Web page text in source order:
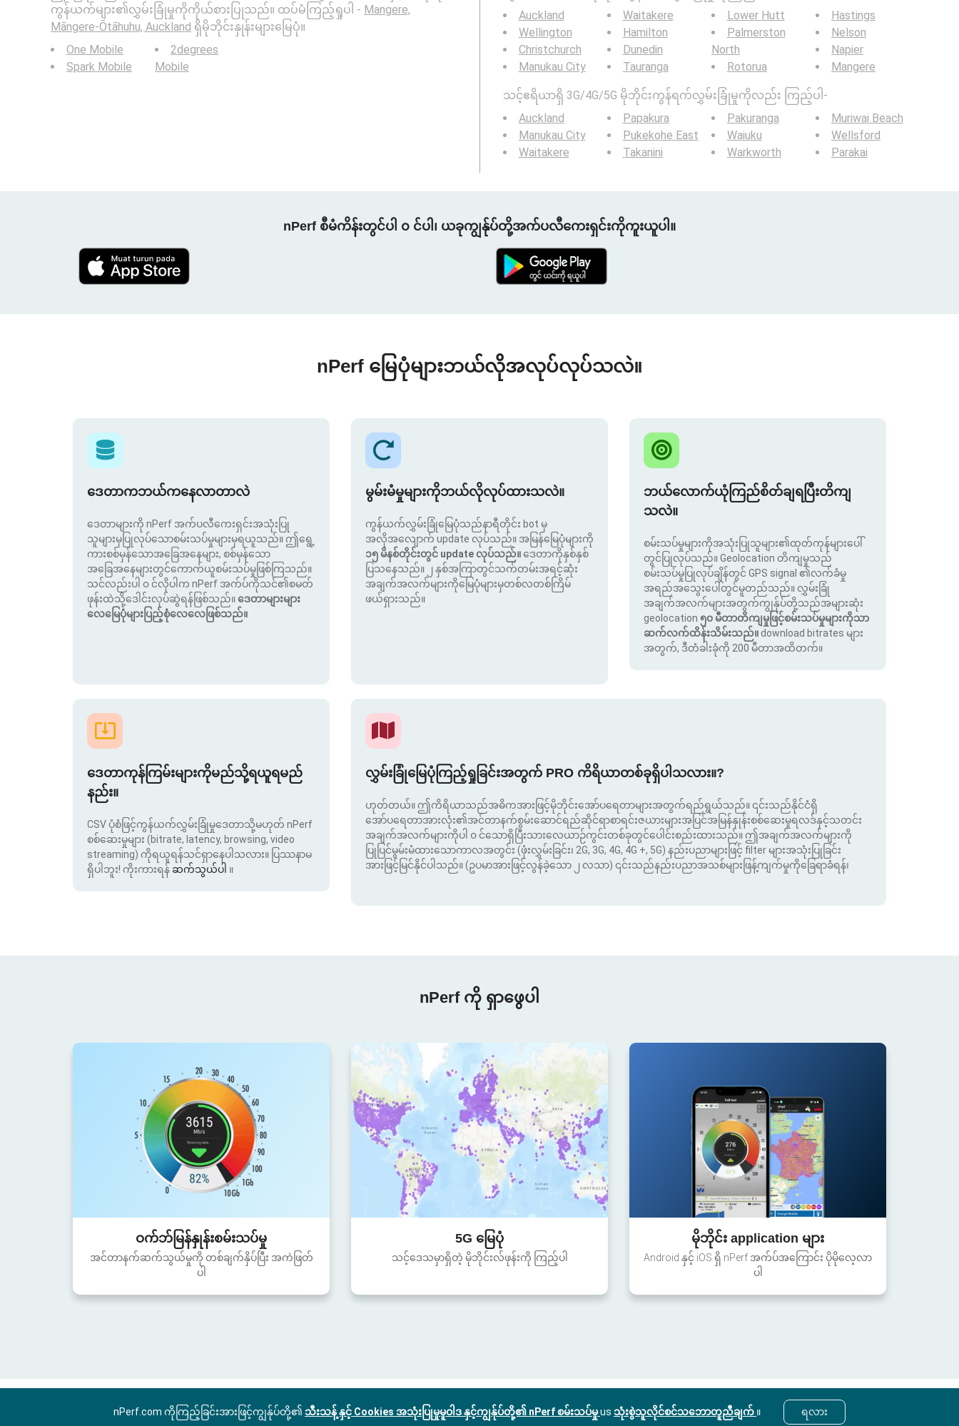
ကွန်ယက်များ၏လွှမ်းခြုံမှုကိုကိုယ်စားပြုသည်။ ထပ်မံကြည့်ရှုပါ - Mangere,
Māngere-Ōtāhuhu, Auckland ရှိမိုဘိုင်းနှုန်းများမြေပုံ။
One Mobile
Spark Mobile
2degrees
Mobile
Auckland
Wellington
Christchurch
Manukau City
Waitakere
Hamilton
Dunedin
Tauranga
Lower Hutt
Palmerston
North
Rotorua
Hastings
Nelson
Napier
Mangere
သင့်ဧရိယာရှိ 3G/4G/5G မိုဘိုင်းကွန်ရက်လွှမ်းခြုံမှုကိုလည်း ကြည့်ပါ-
Auckland
Manukau City
Waitakere
Papakura
Pukekohe East
Takanini
Pakuranga
Waiuku
Warkworth
Muriwai Beach
Wellsford
Parakai
nPerf စီမံကိန်းတွင်ပါ ၀ င်ပါ၊ ယခုကျွန်ုပ်တို့အက်ပလီကေးရှင်းကိုကူးယူပါ။
nPerf မြေပုံများဘယ်လိုအလုပ်လုပ်သလဲ။
ဒေတာကဘယ်ကနေလာတာလဲ
ဒေတာများကို nPerf အက်ပလီကေးရှင်းအသုံးပြု
သူများမှပြုလုပ်သောစမ်းသပ်မှုများမှရယူသည်။ ဤရွေ့
ကားစစ်မှန်သောအခြေအနေများ, စစ်မှန်သော
အခြေအနေများတွင်ကောက်ယူစမ်းသပ်မှုဖြစ်ကြသည်။
သင်လည်းပါ ၀ င်လိုပါက nPerf အက်ပ်ကိုသင်၏စမတ်
ဖုန်းထဲသို့ဒေါင်းလုပ်ဆွဲရန်ဖြစ်သည်။ဒေတာများများ
လေမြေပုံများပြည့်စုံလေလေဖြစ်သည်။
မွမ်းမံမှုများကိုဘယ်လိုလုပ်ထားသလဲ။
ကွန်ယက်လွှမ်းခြုံမြေပုံသည်နာရီတိုင်း bot မှ
အလိုအလျောက် update လုပ်သည်။ အမြန်မြေပုံများကို
၁၅ မိနစ်တိုင်းတွင် update လုပ်သည်။ဒေတာကိုနှစ်နှစ်
ပြသနေသည်။ ၂ နှစ်အကြာတွင်သက်တမ်းအရင့်ဆုံး
အချက်အလက်များကိုမြေပုံများမှတစ်လတစ်ကြိမ်
ဖယ်ရှားသည်။
ဘယ်လောက်ယုံကြည်စိတ်ချရပြီးတိကျ
သလဲ။
စမ်းသပ်မှုများကိုအသုံးပြုသူများ၏ထုတ်ကုန်များပေါ်
တွင်ပြုလုပ်သည်။ Geolocation တိကျမှုသည်
စမ်းသပ်မှုပြုလုပ်ချိန်တွင် GPS signal ၏လက်ခံမှု
အရည်အသွေးပေါ်တွင်မူတည်သည်။ လွှမ်းခြုံ
အချက်အလက်များအတွက်ကျွန်ုပ်တို့သည်အများဆုံး
geolocation ၅၀ မီတာတိကျမှုဖြင့်စမ်းသပ်မှုများကိုသာ
ဆက်လက်ထိန်းသိမ်းသည်။ download bitrates များ
အတွက်, ဒီတံခါးခုံကို 200 မီတာအထိတက်။
ဒေတာကုန်ကြမ်းများကိုမည်သို့ရယူရမည်
နည်း။
CSV ပုံစံဖြင့်ကွန်ယက်လွှမ်းခြုံမှုဒေတာသို့မဟုတ် nPerf
စစ်ဆေးမှုများ (bitrate, latency, browsing, video
streaming) ကိုရယူရန်သင်ရှာနေပါသလား။ ပြဿနာမ
ရှိပါဘူး! ကိုးကားရန်ဆက်သွယ်ပါ ။
လွှမ်းခြုံမြေပုံကြည့်ရှုခြင်းအတွက် PRO ကိရိယာတစ်ခုရှိပါသလား။?
ဟုတ်တယ်။ ဤကိရိယာသည်အဓိကအားဖြင့်မိုဘိုင်းအော်ပရေတာများအတွက်ရည်ရွယ်သည်။ ၎င်းသည်နိုင်ငံရှိ
အော်ပရေတာအားလုံး၏အင်တာနက်စွမ်းဆောင်ရည်ဆိုင်ရာစာရင်းဇယားများအပြင်အမြန်နှုန်းစစ်ဆေးမှုရလဒ်နှင့်သတင်း
အချက်အလက်များကိုပါ ၀ င်သောရှိပြီးသားလေယာဉ်ကွင်းတစ်ခုတွင်ပေါင်းစည်းထားသည်။ ဤအချက်အလက်များကို
ပြုပြင်မွမ်းမံထားသောကာလအတွင်း (ဖုံးလွှမ်းခြင်း၊ 2G, 3G, 4G, 4G +, 5G) နည်းပညာများဖြင့် filter များအသုံးပြုခြင်း
အားဖြင့်မြင်နိုင်ပါသည်။ (ဥပမာအားဖြင့်လွန်ခဲ့သော ၂ လသာ) ၎င်းသည်နည်းပညာအသစ်များဖြန့်ကျက်မှုကိုခြေရာခံရန်၊
nPerf ကို ရှာဖွေပါ
ဝက်ဘ်မြန်နှုန်းစမ်းသပ်မှု
အင်တာနက်ဆက်သွယ်မှုကို တစ်ချက်နှိပ်ပြီး အကဲဖြတ်
ပါ
5G မြေပုံ
သင့်ဒေသမှာရှိတဲ့ မိုဘိုင်းလ်ဖုန်းကို ကြည့်ပါ
မိုဘိုင်း application များ
Android နှင့် iOS ရှိ nPerf အက်ပ်အကြောင်း ပိုမိုလေ့လာ
ပါ
nPerf.com ကိုကြည့်ခြင်းအားဖြင့်ကျွန်ုပ်တို့၏ သီးသန့် နှင့် Cookies အသုံးပြုမှုမူဝါဒ နှင့်ကျွန်ုပ်တို့၏ nPerf စမ်းသပ်မှုus သုံးစွဲသူလိုင်စင်သဘောတူညီချက် ။ ရလား